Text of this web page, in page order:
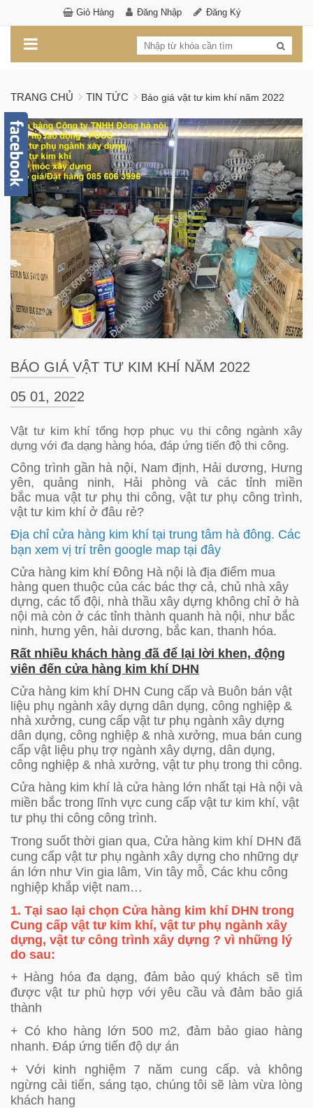
Giỏ Hàng Đăng Nhập Đăng Ký
TRANG CHỦ TIN TỨC Báo giá vật tư kim khí năm 2022
BÁO GIÁ VẬT TƯ KIM KHÍ NĂM 2022
05 01, 2022
Vật tư kim khí tổng hợp phục vụ thi công ngành xây
dựng với đa dạng hàng hóa, đáp ứng tiến độ thi công.
Công trình gần hà nội, Nam định, Hải dương, Hưng
yên, quảng ninh, Hải phòng và các tỉnh miền
bắc mua vật tư phụ thi công, vật tư phụ công trình,
vật tư kim khí ở đâu rẻ?
Địa chỉ cửa hàng kim khí tại trung tâm hà đông. Các
bạn xem vị trí trên google map tại đây
Cửa hàng kim khí Đông Hà nội là địa điểm mua
hàng quen thuộc của các bác thợ cả, chủ nhà xây
dựng, các tổ đội, nhà thầu xây dựng không chỉ ở hà
nội mà còn ở các tỉnh thành quanh hà nội, như bắc
ninh, hưng yên, hải dương, bắc kan, thanh hóa.
Rất nhiều khách hàng đã để lại lời khen, động
viên đến cửa hàng kim khí DHN
Cửa hàng kim khí DHN Cung cấp và Buôn bán vật
liệu phụ ngành xây dựng dân dụng, công nghiệp &
nhà xưởng, cung cấp vật tư phụ ngành xây dựng
dân dụng, công nghiệp & nhà xưởng, mua bán cung
cấp vật liệu phụ trợ ngành xây dựng, dân dụng,
công nghiệp & nhà xưởng, vật tư phụ trong thi công.
Cửa hàng kim khí là cửa hàng lớn nhất tại Hà nội và
miền bắc trong lĩnh vực cung cấp vật tư kim khí, vật
tư phụ thi công công trình.
Trong suốt thời gian qua, Cửa hàng kim khí DHN đã
cung cấp vật tư phụ ngành xây dựng cho những dự
án lớn như Vin gia lâm, Vin tây mỗ, Các khu công
nghiệp khắp việt nam…
1. Tại sao lại chọn Cửa hàng kim khí DHN trong
Cung cấp vật tư kim khí, vật tư phụ ngành xây
dựng, vật tư công trình xây dựng ? vì những lý
do sau:
+ Hàng hóa đa dạng, đảm bảo quý khách sẽ tìm
được vật tư phù hợp với yêu cầu và đảm bảo giá
thành
+ Có kho hàng lớn 500 m2, đảm bảo giao hàng
nhanh. Đáp ứng tiến độ dự án
+ Với kinh nghiệm 7 năm cung cấp. và không
ngừng cải tiến, sáng tạo, chúng tôi sẽ làm vừa lòng
khách hang